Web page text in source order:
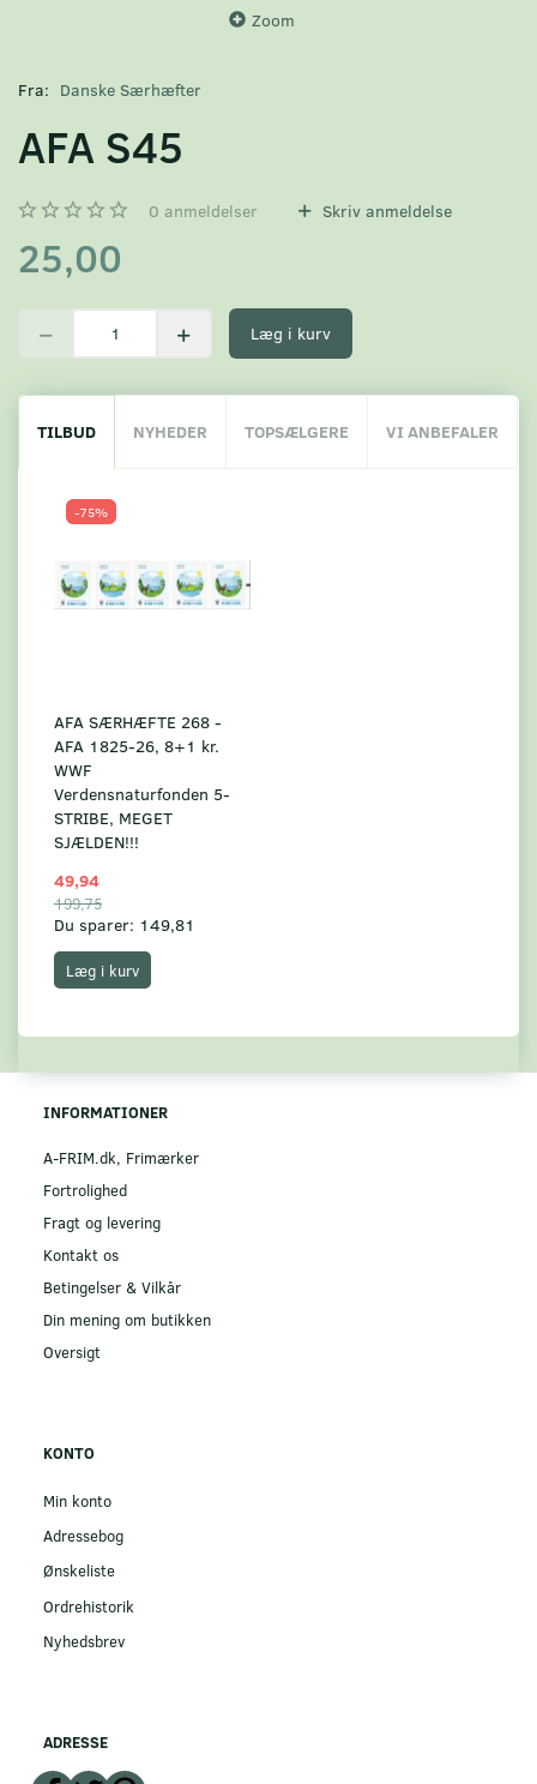
Zoom
Fra: Danske Særhæfter
AFA S45
0 anmeldelser Skriv anmeldelse
25,00
Læg i kurv
TILBUD NYHEDER TOPSÆLGERE VI ANBEFALER
-75%
AFA SÆRHÆFTE 268 -
AFA 1825-26, 8+1 kr.
WWF
Verdensnaturfonden 5-
STRIBE, MEGET
SJÆLDEN!!!
49,94
199,75
Du sparer: 149,81
Læg i kurv
INFORMATIONER
A-FRIM.dk, Frimærker
Fortrolighed
Fragt og levering
Kontakt os
Betingelser & Vilkår
Din mening om butikken
Oversigt
KONTO
Min konto
Adressebog
Ønskeliste
Ordrehistorik
Nyhedsbrev
ADRESSE